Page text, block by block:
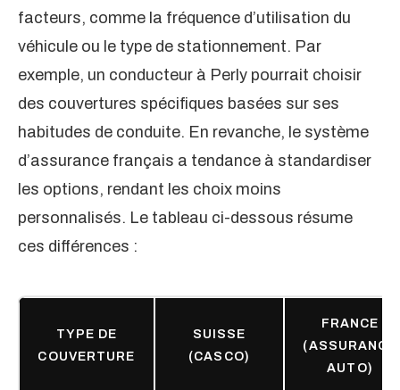
facteurs, comme la fréquence d’utilisation du
véhicule ou le type de stationnement. Par
exemple, un conducteur à Perly pourrait choisir
des couvertures spécifiques basées sur ses
habitudes de conduite. En revanche, le système
d’assurance français a tendance à standardiser
les options, rendant les choix moins
personnalisés. Le tableau ci-dessous résume
ces différences :
TYPE DE
COUVERTURE
SUISSE
(CASCO)
FRANCE
(ASSURANCE
AUTO)